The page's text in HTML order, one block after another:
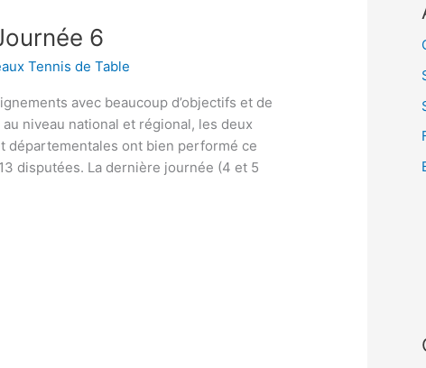
6
Tennis de Table
avec beaucoup d’objectifs et de
niveau national et régional, les deux
départementales ont bien performé ce
disputées. La dernière journée (4 et 5